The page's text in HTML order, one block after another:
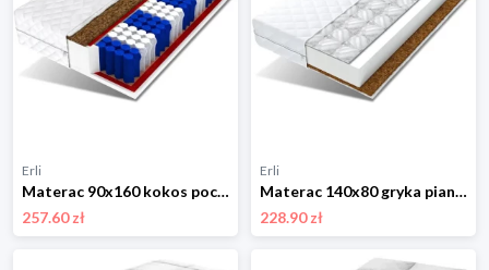
Erli
Materac 90x160 kokos pocket 7 stref 14 cm MILO
257.60 zł
Erli
Materac 140x80 gryka pianka kokos BIANKA
228.90 zł